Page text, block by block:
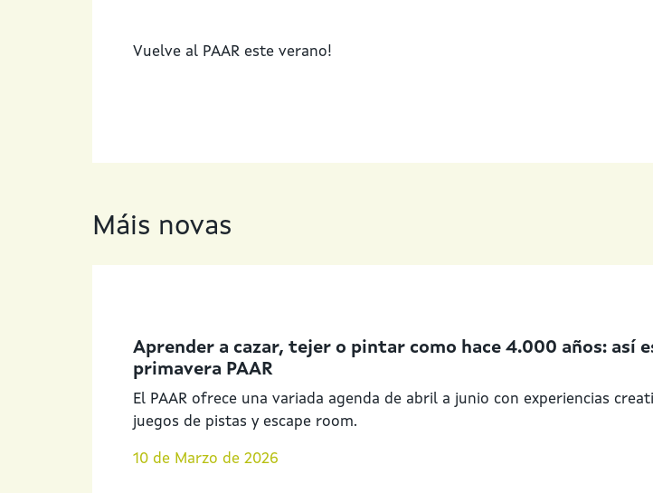
Vuelve al PAAR este verano!
Máis novas
Aprender a cazar, tejer o pintar como hace 4.000 años: así
primavera PAAR
El PAAR ofrece una variada agenda de abril a junio con experiencias
juegos de pistas y escape room.
10 de Marzo de 2026